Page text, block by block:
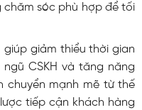
chăm sóc phù hợp để tối
giúp giảm thiểu thời gian
CSKH và tăng năng
chuyển mạnh mẽ từ thế
tiếp cận khách hàng